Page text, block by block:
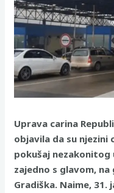
Uprava carina
objavila da su njezini
pokušaj nezakonitog
zajedno s glavom,
Gradiška. Naime, 31.